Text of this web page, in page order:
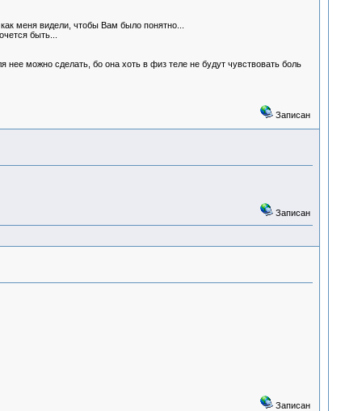
меня видели, чтобы Вам было понятно...
быть...
можно сделать, бо она хоть в физ теле не будут чувствовать боль
Записан
Записан
Записан